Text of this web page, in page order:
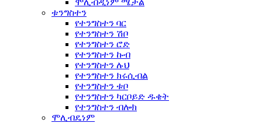
ሞሊብዲነም ሜታል
ቱንግስተን
የተንግስተን ባር
የተንግስተን ሽቦ
የተንግስተን ሮድ
የተንግስተን ኩብ
የተንግስተን ሉህ
የተንግስተን ክሩሲብል
የተንግስተን ቱቦ
የተንግስተን ካርቦይድ ዱቄት
የተንግስተን ብሎክ
ሞሊብዴነም